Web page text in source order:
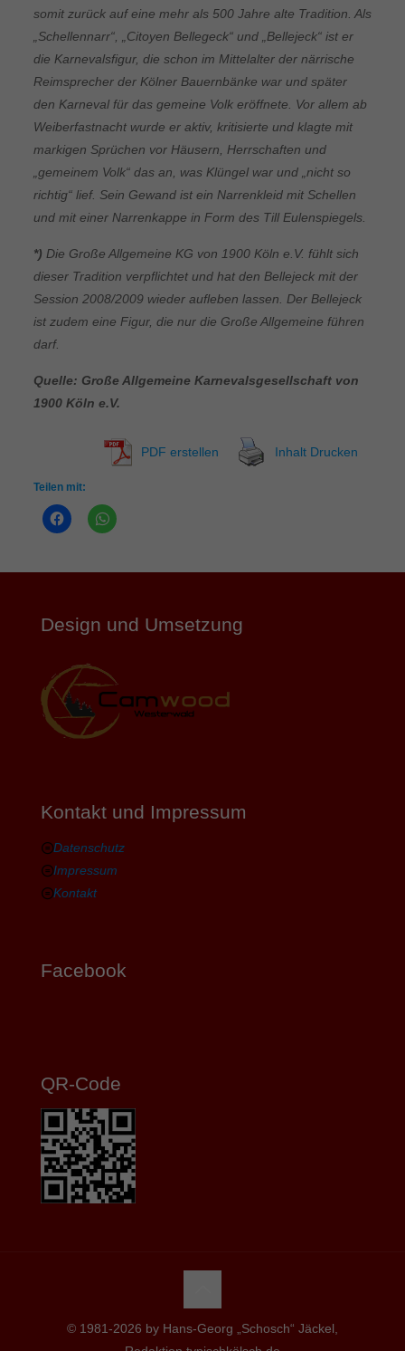
somit zurück auf eine mehr als 500 Jahre alte Tradition.Als
„Schellennarr“, „Citoyen Bellegeck“ und „Bellejeck“ ist er
die Karnevalsfigur, die schon im Mittelalter der närrische
Reimsprecher der Kölner Bauernbänke war und später
den Karneval für das gemeine Volk eröffnete. Vor allem ab
Weiberfastnacht wurde er aktiv, kritisierte und klagte mit
markigen Sprüchen vor Häusern, Herrschaften und
„gemeinem Volk“ das an, was Klüngel war und „nicht so
richtig“ lief. Sein Gewand ist ein Narrenkleid mit Schellen
und mit einer Narrenkappe in Form des Till Eulenspiegels.
*) Die Große Allgemeine KG von 1900 Köln e.V. fühlt sich
dieser Tradition verpflichtet und hat den Bellejeck mit der
Session 2008/2009 wieder aufleben lassen. Der Bellejeck
ist zudem eine Figur, die nur die Große Allgemeine führen
darf.
Quelle: Große Allgemeine Karnevalsgesellschaft von
1900 Köln e.V.
PDF erstellen Inhalt Drucken
Teilen mit:
Design und Umsetzung
Kontakt und Impressum
Datenschutz
Impressum
Kontakt
Facebook
QR-Code
© 1981-2026 by Hans-Georg „Schosch“ Jäckel,